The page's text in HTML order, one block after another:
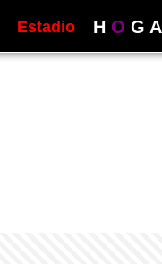
Estadio H O G A